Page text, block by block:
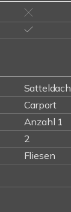
Satteldach
Carport
Anzahl 1
2
Fliesen